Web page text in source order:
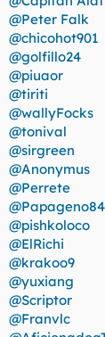
@Peter Falk
@chicohot901
@golfillo24
@piuaor
@tiriti
@wallyFocks
@tonival
@sirgreen
@Anonymus
@Perrete
@Papageno84
@pishkoloco
@ElRichi
@krakoo9
@yuxiang
@Scriptor
@Franvlc